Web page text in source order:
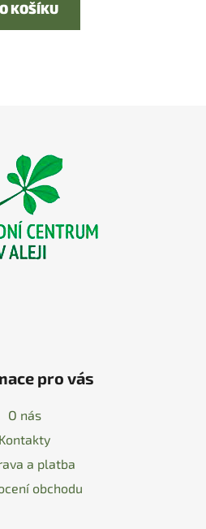
KOŠÍKU
pro vás
O nás
Kontakty
a platba
obchodu